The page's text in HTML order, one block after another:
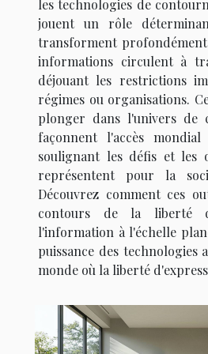
les technologies de
jouent un rôle
transforment
informations circulent à
déjouant les restrictions
régimes ou organisations.
plonger dans l'univers de
façonnent l'accès
soulignant les défis et les
représentent pour la
Découvrez comment ces
contours de la liberté
l'information à l'échelle
puissance des technologies
monde où la liberté